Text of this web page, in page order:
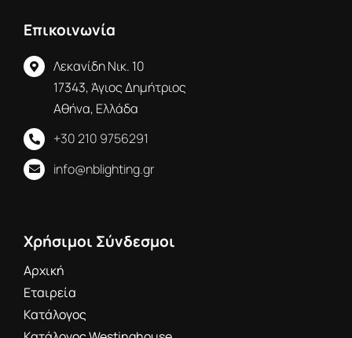
Επικοινωνία
Λεκανίδη Νικ. 10
17343, Άγιος Δημήτριος
Αθήνα, Ελλάδα
+30 210 9756291
info@nblighting.gr
Χρήσιμοι Σύνδεσμοι
Αρχική
Εταιρεία
Κατάλογος